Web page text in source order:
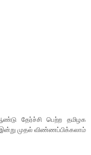
தேர்ச்சி பெற்ற தமிழக
முதல் விண்ணப்பிக்கலாம்